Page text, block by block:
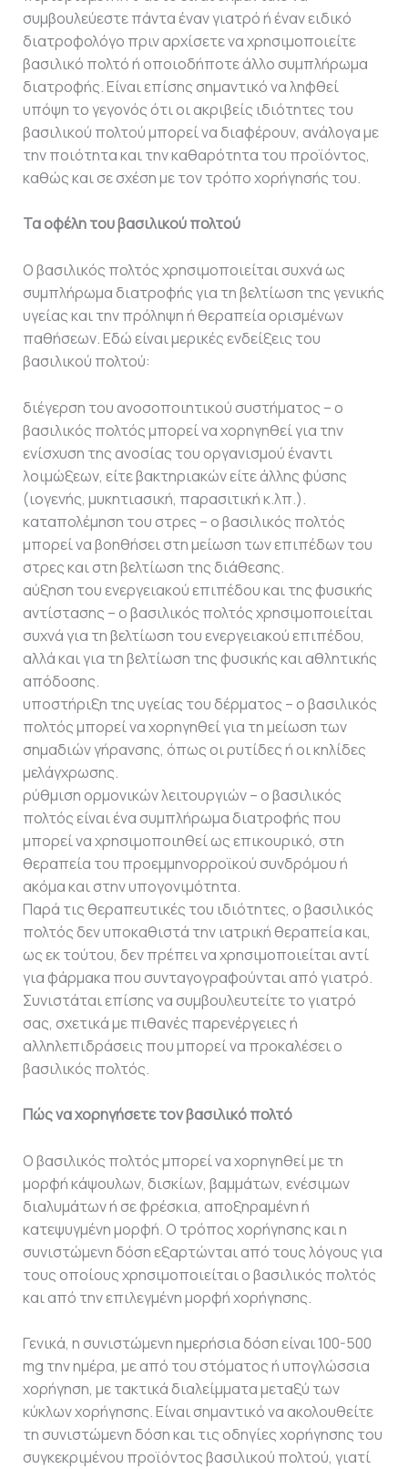
συμβουλεύεστε πάντα έναν γιατρό ή έναν ειδικό
διατροφολόγο πριν αρχίσετε να χρησιμοποιείτε
βασιλικό πολτό ή οποιοδήποτε άλλο συμπλήρωμα
διατροφής. Είναι επίσης σημαντικό να ληφθεί
υπόψη το γεγονός ότι οι ακριβείς ιδιότητες του
βασιλικού πολτού μπορεί να διαφέρουν, ανάλογα με
την ποιότητα και την καθαρότητα του προϊόντος,
καθώς και σε σχέση με τον τρόπο χορήγησής του.
Τα οφέλη του βασιλικού πολτού
Ο βασιλικός πολτός χρησιμοποιείται συχνά ως
συμπλήρωμα διατροφής για τη βελτίωση της γενικής
υγείας και την πρόληψη ή θεραπεία ορισμένων
παθήσεων. Εδώ είναι μερικές ενδείξεις του
βασιλικού πολτού:
διέγερση του ανοσοποιητικού συστήματος – ο
βασιλικός πολτός μπορεί να χορηγηθεί για την
ενίσχυση της ανοσίας του οργανισμού έναντι
λοιμώξεων, είτε βακτηριακών είτε άλλης φύσης
(ιογενής, μυκητιασική, παρασιτική κ.λπ.).
καταπολέμηση του στρες – ο βασιλικός πολτός
μπορεί να βοηθήσει στη μείωση των επιπέδων του
στρες και στη βελτίωση της διάθεσης.
αύξηση του ενεργειακού επιπέδου και της φυσικής
αντίστασης – ο βασιλικός πολτός χρησιμοποιείται
συχνά για τη βελτίωση του ενεργειακού επιπέδου,
αλλά και για τη βελτίωση της φυσικής και αθλητικής
απόδοσης.
υποστήριξη της υγείας του δέρματος – ο βασιλικός
πολτός μπορεί να χορηγηθεί για τη μείωση των
σημαδιών γήρανσης, όπως οι ρυτίδες ή οι κηλίδες
μελάγχρωσης.
ρύθμιση ορμονικών λειτουργιών – ο βασιλικός
πολτός είναι ένα συμπλήρωμα διατροφής που
μπορεί να χρησιμοποιηθεί ως επικουρικό, στη
θεραπεία του προεμμηνορροϊκού συνδρόμου ή
ακόμα και στην υπογονιμότητα.
Παρά τις θεραπευτικές του ιδιότητες, ο βασιλικός
πολτός δεν υποκαθιστά την ιατρική θεραπεία και,
ως εκ τούτου, δεν πρέπει να χρησιμοποιείται αντί
για φάρμακα που συνταγογραφούνται από γιατρό.
Συνιστάται επίσης να συμβουλευτείτε το γιατρό
σας, σχετικά με πιθανές παρενέργειες ή
αλληλεπιδράσεις που μπορεί να προκαλέσει ο
βασιλικός πολτός.
Πώς να χορηγήσετε τον βασιλικό πολτό
Ο βασιλικός πολτός μπορεί να χορηγηθεί με τη
μορφή κάψουλων, δισκίων, βαμμάτων, ενέσιμων
διαλυμάτων ή σε φρέσκια, αποξηραμένη ή
κατεψυγμένη μορφή. Ο τρόπος χορήγησης και η
συνιστώμενη δόση εξαρτώνται από τους λόγους για
τους οποίους χρησιμοποιείται ο βασιλικός πολτός
και από την επιλεγμένη μορφή χορήγησης.
Γενικά, η συνιστώμενη ημερήσια δόση είναι 100-500
mg την ημέρα, με από του στόματος ή υπογλώσσια
χορήγηση, με τακτικά διαλείμματα μεταξύ των
κύκλων χορήγησης. Είναι σημαντικό να ακολουθείτε
τη συνιστώμενη δόση και τις οδηγίες χορήγησης του
συγκεκριμένου προϊόντος βασιλικού πολτού, γιατί